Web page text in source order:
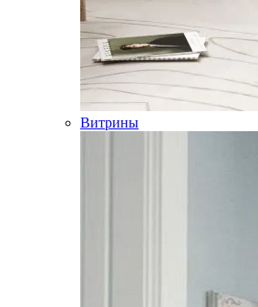
Витрины